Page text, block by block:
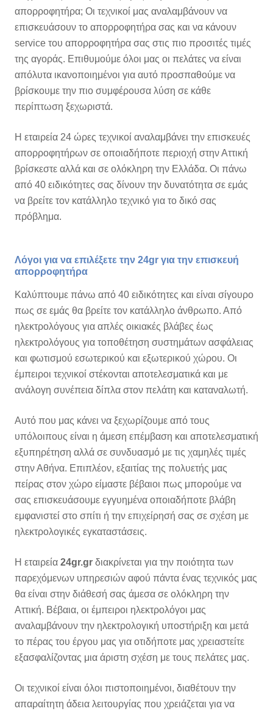
απορροφητήρα; Οι τεχνικοί μας αναλαμβάνουν να
επισκευάσουν το απορροφητήρα σας και να κάνουν
service του απορροφητήρα σας στις πιο προσιτές τιμές
της αγοράς. Επιθυμούμε όλοι μας οι πελάτες να είναι
απόλυτα ικανοποιημένοι για αυτό προσπαθούμε να
βρίσκουμε την πιο συμφέρουσα λύση σε κάθε
περίπτωση ξεχωριστά.
Η εταιρεία 24 ώρες τεχνικοί αναλαμβάνει την επισκευές
απορροφητήρων σε οποιαδήποτε περιοχή στην Αττική
βρίσκεστε αλλά και σε ολόκληρη την Ελλάδα. Οι πάνω
από 40 ειδικότητες σας δίνουν την δυνατότητα σε εμάς
να βρείτε τον κατάλληλο τεχνικό για το δικό σας
πρόβλημα.
Λόγοι για να επιλέξετε την 24gr για την επισκευή
απορροφητήρα
Καλύπτουμε πάνω από 40 ειδικότητες και είναι σίγουρο
πως σε εμάς θα βρείτε τον κατάλληλο άνθρωπο. Από
ηλεκτρολόγους για απλές οικιακές βλάβες έως
ηλεκτρολόγους για τοποθέτηση συστημάτων ασφάλειας
και φωτισμού εσωτερικού και εξωτερικού χώρου. Οι
έμπειροι τεχνικοί στέκονται αποτελεσματικά και με
ανάλογη συνέπεια δίπλα στον πελάτη και καταναλωτή.
Αυτό που μας κάνει να ξεχωρίζουμε από τους
υπόλοιπους είναι η άμεση επέμβαση και αποτελεσματική
εξυπηρέτηση αλλά σε συνδυασμό με τις χαμηλές τιμές
στην Αθήνα. Επιπλέον, εξαιτίας της πολυετής μας
πείρας στον χώρο είμαστε βέβαιοι πως μπορούμε να
σας επισκευάσουμε εγγυημένα οποιαδήποτε βλάβη
εμφανιστεί στο σπίτι ή την επιχείρησή σας σε σχέση με
ηλεκτρολογικές εγκαταστάσεις.
Η εταιρεία 24gr.gr διακρίνεται για την ποιότητα των
παρεχόμενων υπηρεσιών αφού πάντα ένας τεχνικός μας
θα είναι στην διάθεσή σας άμεσα σε ολόκληρη την
Αττική. Βέβαια, οι έμπειροι ηλεκτρολόγοι μας
αναλαμβάνουν την ηλεκτρολογική υποστήριξη και μετά
το πέρας του έργου μας για οτιδήποτε μας χρειαστείτε
εξασφαλίζοντας μια άριστη σχέση με τους πελάτες μας.
Οι τεχνικοί είναι όλοι πιστοποιημένοι, διαθέτουν την
απαραίτητη άδεια λειτουργίας που χρειάζεται για να